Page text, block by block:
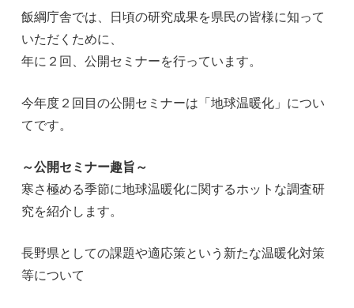
飯綱庁舎では、日頃の研究成果を県民の皆様に知って
いただくために、
年に２回、公開セミナーを行っています。
今年度２回目の公開セミナーは「地球温暖化」につい
てです。
～公開セミナー趣旨～
寒さ極める季節に地球温暖化に関するホットな調査研
究を紹介します。
長野県としての課題や適応策という新たな温暖化対策
等について